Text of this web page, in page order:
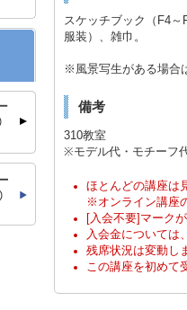
スケッチブック（F4
服装）、雑巾。
※風景写生がある場合
備考
310教室
※モデル代・モチーフ
ほとんどの講座は
※オンライン講座
[入会不要]マーク
入会金については
残席状況は変動し
この講座を初めて